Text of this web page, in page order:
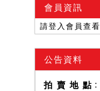
會員資訊
請登入會員查看
公告資料
拍 賣 地 點